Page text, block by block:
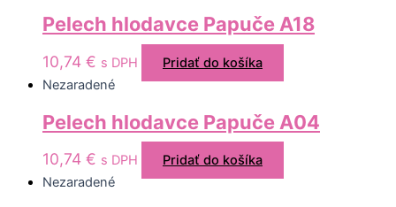
Pelech hlodavce Papuče A18
10,74 € s DPH
Pridať do košíka
Nezaradené
Pelech hlodavce Papuče A04
10,74 € s DPH
Pridať do košíka
Nezaradené